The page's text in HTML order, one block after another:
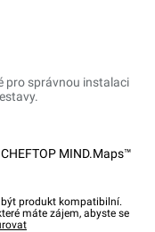
pro správnou instalaci
CHEFTOP MIND.Maps™
být produkt kompatibilní.
máte zájem, abyste se